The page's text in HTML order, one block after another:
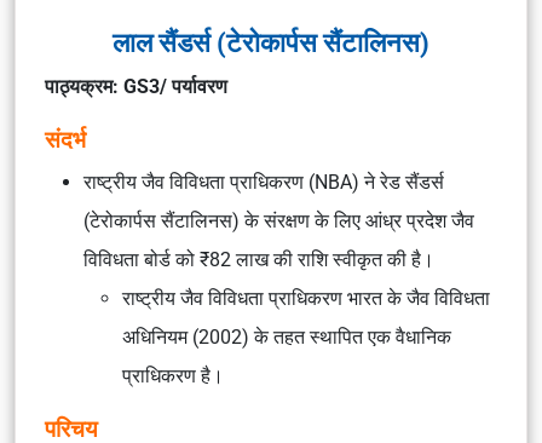
लाल सैंडर्स (टेरोकार्पस सैंटालिनस)
पाठ्यक्रम: GS3/ पर्यावरण
संदर्भ
राष्ट्रीय जैव विविधता प्राधिकरण (NBA) ने रेड सैंडर्स
(टेरोकार्पस सैंटालिनस) के संरक्षण के लिए आंध्र प्रदेश जैव
विविधता बोर्ड को ₹82 लाख की राशि स्वीकृत की है।
राष्ट्रीय जैव विविधता प्राधिकरण भारत के जैव विविधता
अधिनियम (2002) के तहत स्थापित एक वैधानिक
प्राधिकरण है।
परिचय